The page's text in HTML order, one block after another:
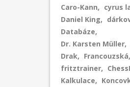
Caro-Kann, cyrus
Daniel King,
Databáze,
Dr. Karsten Müller,
Drak, Francouzská,
fritztrainer,
Kalkulace,